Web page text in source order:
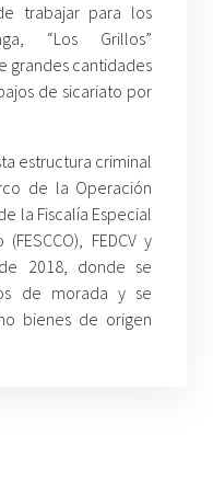
trabajar para los
“Los Grillos”
grandes cantidades
de sicariato por
estructura criminal
de la Operación
la Fiscalía Especial
FEDCV y
2018, donde se
de morada y se
bienes de origen